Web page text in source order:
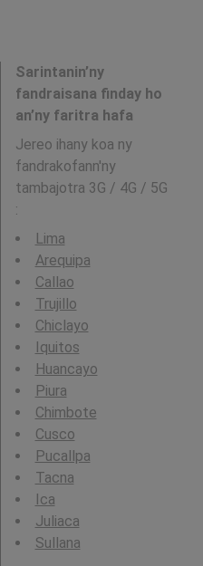
Sarintanin’ny
fandraisana finday ho
an’ny faritra hafa
Jereo ihany koa ny
fandrakofann'ny
tambajotra 3G / 4G / 5G
:
Lima
Arequipa
Callao
Trujillo
Chiclayo
Iquitos
Huancayo
Piura
Chimbote
Cusco
Pucallpa
Tacna
Ica
Juliaca
Sullana